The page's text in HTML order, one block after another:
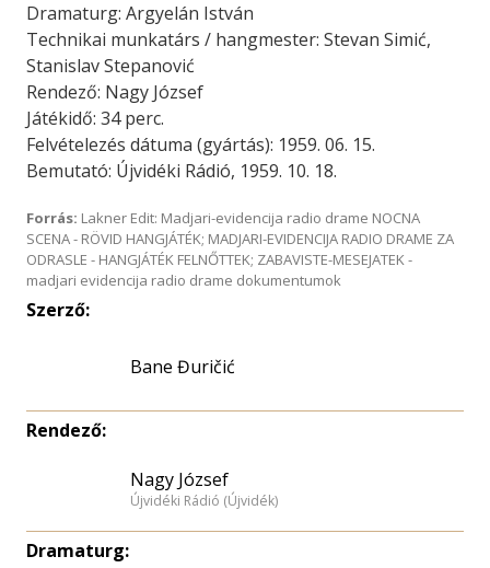
Dramaturg: Argyelán István
Technikai munkatárs / hangmester: Stevan Simić,
Stanislav Stepanović
Rendező: Nagy József
Játékidő: 34 perc.
Felvételezés dátuma (gyártás): 1959. 06. 15.
Bemutató: Újvidéki Rádió, 1959. 10. 18.
Forrás: Lakner Edit: Madjari-evidencija radio drame NOCNA
SCENA - RÖVID HANGJÁTÉK; MADJARI-EVIDENCIJA RADIO DRAME ZA
ODRASLE - HANGJÁTÉK FELNŐTTEK; ZABAVISTE-MESEJATEK -
madjari evidencija radio drame dokumentumok
Szerző:
Bane Đuričić
Rendező:
Nagy József
Újvidéki Rádió (Újvidék)
Dramaturg: